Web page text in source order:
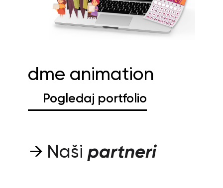
dme animation
Pogledaj portfolio
Našipartneri